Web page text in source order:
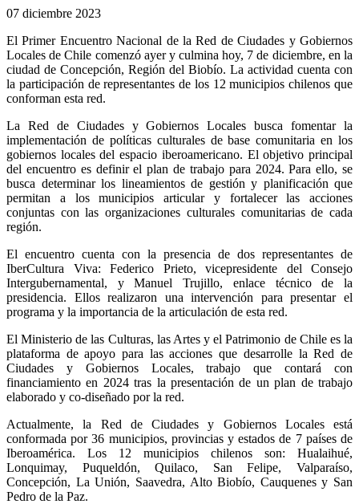
07 diciembre 2023
El Primer Encuentro Nacional de la Red de Ciudades y Gobiernos
Locales de Chile comenzó ayer y culmina hoy, 7 de diciembre, en la
ciudad de Concepción, Región del Biobío. La actividad cuenta con
la participación de representantes de los 12 municipios chilenos que
conforman esta red.
La Red de Ciudades y Gobiernos Locales busca fomentar la
implementación de políticas culturales de base comunitaria en los
gobiernos locales del espacio iberoamericano. El objetivo principal
del encuentro es definir el plan de trabajo para 2024. Para ello, se
busca determinar los lineamientos de gestión y planificación que
permitan a los municipios articular y fortalecer las acciones
conjuntas con las organizaciones culturales comunitarias de cada
región.
El encuentro cuenta con la presencia de dos representantes de
IberCultura Viva: Federico Prieto, vicepresidente del Consejo
Intergubernamental, y Manuel Trujillo, enlace técnico de la
presidencia. Ellos realizaron una intervención para presentar el
programa y la importancia de la articulación de esta red.
El Ministerio de las Culturas, las Artes y el Patrimonio de Chile es la
plataforma de apoyo para las acciones que desarrolle la Red de
Ciudades y Gobiernos Locales, trabajo que contará con
financiamiento en 2024 tras la presentación de un plan de trabajo
elaborado y co-diseñado por la red.
Actualmente, la Red de Ciudades y Gobiernos Locales está
conformada por 36 municipios, provincias y estados de 7 países de
Iberoamérica. Los 12 municipios chilenos son: Hualaihué,
Lonquimay, Puqueldón, Quilaco, San Felipe, Valparaíso,
Concepción, La Unión, Saavedra, Alto Biobío, Cauquenes y San
Pedro de la Paz.